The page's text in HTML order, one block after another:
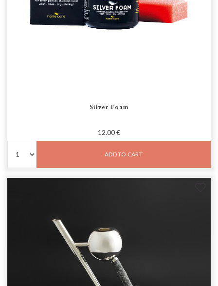
Silver Foam
12.00 €
ADD TO CART